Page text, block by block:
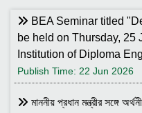
BEA Seminar titled
be held on Thursday, 25
Institution of Diploma
Publish Time: 22 Jun 2026
মাননীয় প্রধান মন্ত্রীর সঙ্গে